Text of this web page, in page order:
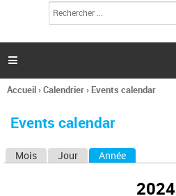
l
c
h
e

Vous
ici
Accueil›Calendrier› Events calendar
Events calendar
Mois Jour Année
2024